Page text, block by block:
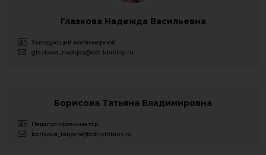
Глазкова Надежда Васильевна
Заведующий костюмерной
glazkova_nadejda@cdt-khibiny.ru
Борисова Татьяна Владимировна
Педагог-организатор
borisova_tatyana@cdt-khibiny.ru